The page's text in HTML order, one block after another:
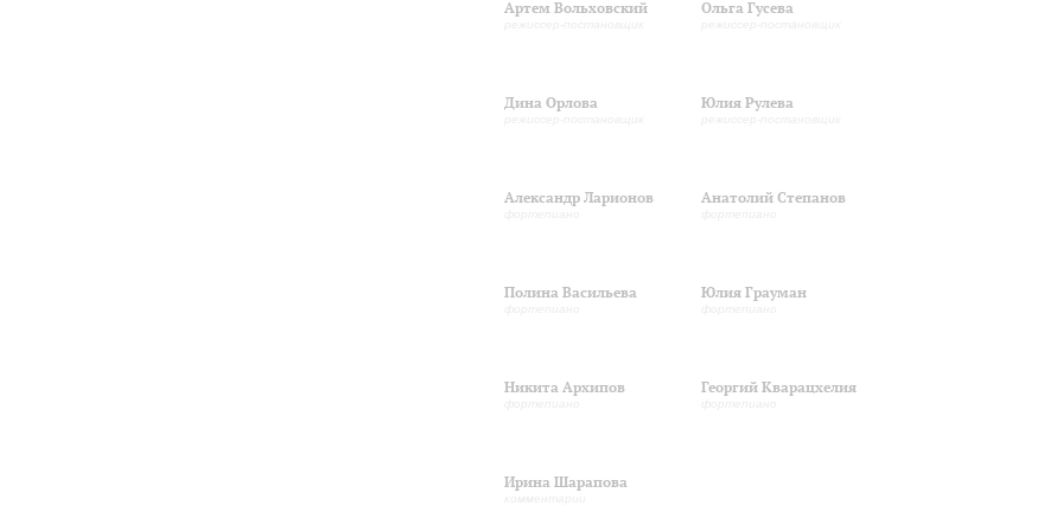
Артем Вольховский Ольга Гусева
Дина Орлова Юлия Рулева
Александр Ларионов Анатолий Степанов
Полина Васильева Юлия Грауман
Никита Архипов Георгий Кварацхелия
Ирина Шарапова